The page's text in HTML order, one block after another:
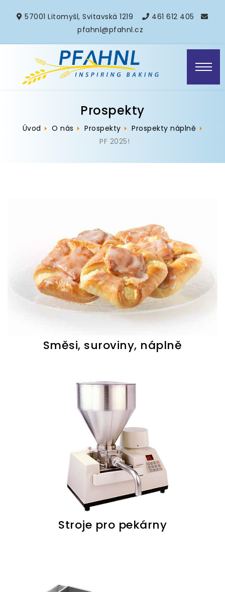
57001 Litomyšl, Svitavská 1219
461 612 405
pfahnl@pfahnl.cz
Prospekty
Úvod O nás Prospekty
Prospekty náplně
PF 2025!
Směsi, suroviny, náplně
Stroje pro pekárny